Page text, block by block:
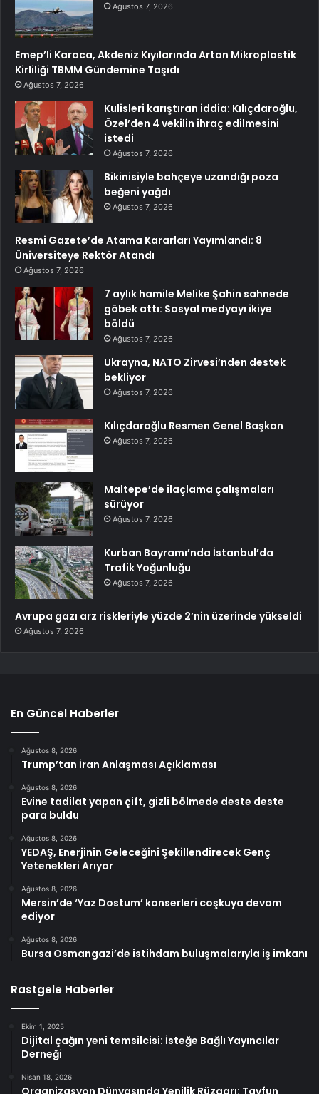
Ağustos 7, 2026
Emep’li Karaca, Akdeniz Kıyılarında Artan Mikroplastik
Kirliliği TBMM Gündemine Taşıdı
Ağustos 7, 2026
Kulisleri karıştıran iddia: Kılıçdaroğlu,
Özel’den 4 vekilin ihraç edilmesini
istedi
Ağustos 7, 2026
Bikinisiyle bahçeye uzandığı poza
beğeni yağdı
Ağustos 7, 2026
Resmi Gazete’de Atama Kararları Yayımlandı: 8
Üniversiteye Rektör Atandı
Ağustos 7, 2026
7 aylık hamile Melike Şahin sahnede
göbek attı: Sosyal medyayı ikiye
böldü
Ağustos 7, 2026
Ukrayna, NATO Zirvesi’nden destek
bekliyor
Ağustos 7, 2026
Kılıçdaroğlu Resmen Genel Başkan
Ağustos 7, 2026
Maltepe’de ilaçlama çalışmaları
sürüyor
Ağustos 7, 2026
Kurban Bayramı’nda İstanbul’da
Trafik Yoğunluğu
Ağustos 7, 2026
Avrupa gazı arz riskleriyle yüzde 2’nin üzerinde yükseldi
Ağustos 7, 2026
En Güncel Haberler
Ağustos 8, 2026
Trump’tan İran Anlaşması Açıklaması
Ağustos 8, 2026
Evine tadilat yapan çift, gizli bölmede deste deste
para buldu
Ağustos 8, 2026
YEDAŞ, Enerjinin Geleceğini Şekillendirecek Genç
Yetenekleri Arıyor
Ağustos 8, 2026
Mersin’de ‘Yaz Dostum’ konserleri coşkuya devam
ediyor
Ağustos 8, 2026
Bursa Osmangazi’de istihdam buluşmalarıyla iş imkanı
Rastgele Haberler
Ekim 1, 2025
Dijital çağın yeni temsilcisi: İsteğe Bağlı Yayıncılar
Derneği
Nisan 18, 2026